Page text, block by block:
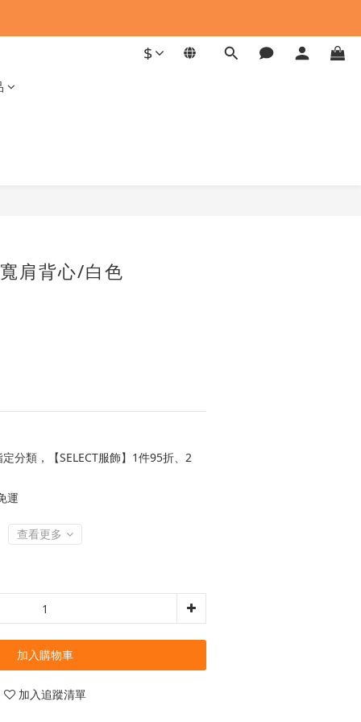
$
肩背心/白色
分類，【SELECT服飾】1件95折、2
運
查看更多
加入購物車
加入追蹤清單